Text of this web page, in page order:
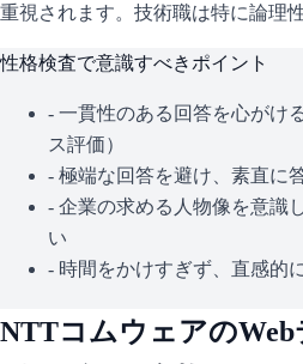
重視されます。技術職は特に論理
性格検査で意識すべきポイント
- 一貫性のある回答を心がけ
ス評価）
- 極端な回答を避け、素直に
- 企業の求める人物像を意識
い
- 時間をかけすぎず、直感的
NTTコムウェアの